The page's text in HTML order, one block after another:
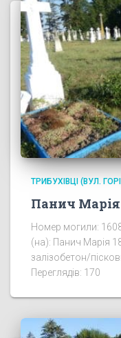
ТРИБУХІВЦІ (ВУЛ.
Панич Марія
Номер могили:
(на): Панич Марія
залізобетон/
Переглядів: 170